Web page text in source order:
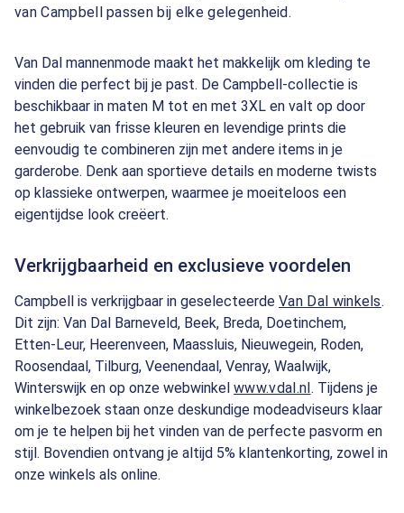
van Campbell passen bij elke gelegenheid.
Van Dal mannenmode maakt het makkelijk om kleding te
vinden die perfect bij je past. De Campbell-collectie is
beschikbaar in maten M tot en met 3XL en valt op door
het gebruik van frisse kleuren en levendige prints die
eenvoudig te combineren zijn met andere items in je
garderobe. Denk aan sportieve details en moderne twists
op klassieke ontwerpen, waarmee je moeiteloos een
eigentijdse look creëert.
Verkrijgbaarheid en exclusieve voordelen
Campbell is verkrijgbaar in geselecteerde Van Dal winkels.
Dit zijn: Van Dal Barneveld, Beek, Breda, Doetinchem,
Etten-Leur, Heerenveen, Maassluis, Nieuwegein, Roden,
Roosendaal, Tilburg, Veenendaal, Venray, Waalwijk,
Winterswijk en op onze webwinkel www.vdal.nl. Tijdens je
winkelbezoek staan onze deskundige modeadviseurs klaar
om je te helpen bij het vinden van de perfecte pasvorm en
stijl. Bovendien ontvang je altijd 5% klantenkorting, zowel in
onze winkels als online.